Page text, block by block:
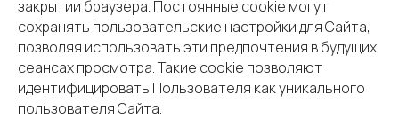
закрытии браузера. Постоянные cookie могут
сохранять пользовательские настройки для Сайта,
позволяя использовать эти предпочтения в будущих
сеансах просмотра. Такие cookie позволяют
идентифицировать Пользователя как уникального
пользователя Сайта.